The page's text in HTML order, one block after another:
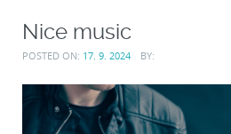
Nice music
POSTED ON: 17. 9. 2024 BY: